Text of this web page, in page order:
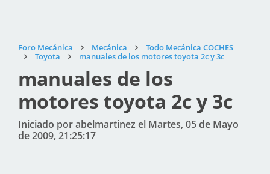
Foro Mecánica Mecánica
Todo Mecánica COCHES
Toyota
manuales de los motores toyota 2c y 3c
manuales de los
motores toyota 2c y 3c
Iniciado por abelmartinez el Martes, 05 de Mayo
de 2009, 21:25:17